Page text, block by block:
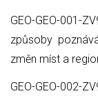
GEO-GEO-001-
způsoby
změn míst a
GEO-GEO-002-